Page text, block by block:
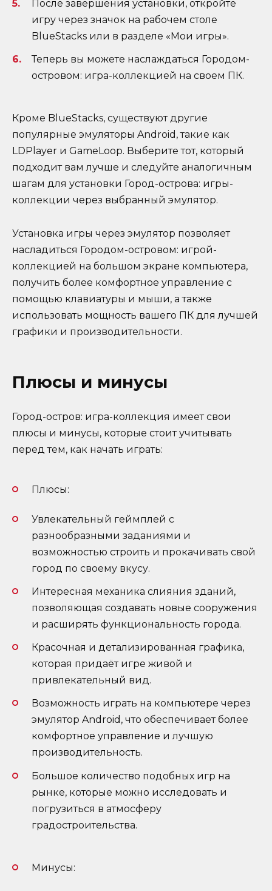
После завершения установки, откройте
игру через значок на рабочем столе
BlueStacks или в разделе «Мои игры».
Теперь вы можете наслаждаться Городом-
островом: игра-коллекцией на своем ПК.
Кроме BlueStacks, существуют другие
популярные эмуляторы Android, такие как
LDPlayer и GameLoop. Выберите тот, который
подходит вам лучше и следуйте аналогичным
шагам для установки Город-острова: игры-
коллекции через выбранный эмулятор.
Установка игры через эмулятор позволяет
насладиться Городом-островом: игрой-
коллекцией на большом экране компьютера,
получить более комфортное управление с
помощью клавиатуры и мыши, а также
использовать мощность вашего ПК для лучшей
графики и производительности.
Плюсы и минусы
Город-остров: игра-коллекция имеет свои
плюсы и минусы, которые стоит учитывать
перед тем, как начать играть:
Плюсы:
Увлекательный геймплей с
разнообразными заданиями и
возможностью строить и прокачивать свой
город по своему вкусу.
Интересная механика слияния зданий,
позволяющая создавать новые сооружения
и расширять функциональность города.
Красочная и детализированная графика,
которая придаёт игре живой и
привлекательный вид.
Возможность играть на компьютере через
эмулятор Android, что обеспечивает более
комфортное управление и лучшую
производительность.
Большое количество подобных игр на
рынке, которые можно исследовать и
погрузиться в атмосферу
градостроительства.
Минусы: